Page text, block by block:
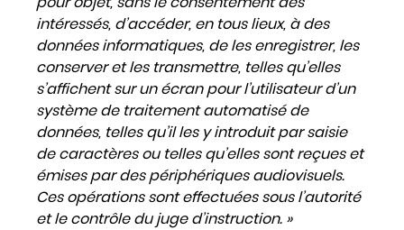
intéressés, d’accéder, en tous lieux, à des
données informatiques, de les enregistrer, les
conserver et les transmettre, telles qu’elles
s’affichent sur un écran pour l’utilisateur d’un
système de traitement automatisé de
données, telles qu’il les y introduit par saisie
de caractères ou telles qu’elles sont reçues et
émises par des périphériques audiovisuels.
Ces opérations sont effectuées sous l’autorité
et le contrôle du juge d’instruction. »